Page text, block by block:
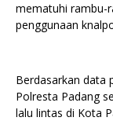
mematuhi rambu-
penggunaan
Berdasarkan data
Polresta Padang
lalu lintas di Kota